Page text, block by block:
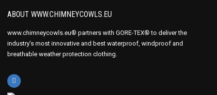
ABOUT WWW.CHIMNEYCOWLS.EU
www.chimneycowls.eu® partners with GORE-TEX® to deliver the
industry’s most innovative and best waterproof, windproof and
breathable weather protection clothing.